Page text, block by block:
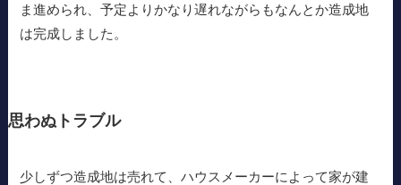
ま進められ、予定よりかなり遅れながらもなんとか造成地
は完成しました。
思わぬトラブル
少しずつ造成地は売れて、ハウスメーカーによって家が建